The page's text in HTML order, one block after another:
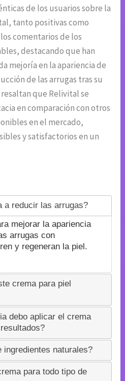
de los usuarios sobre la
tanto positivas como
comentarios de los
destacando que han
mejoría en la apariencia de
de las arrugas tras su
que Relivital se
en comparación con otros
en el mercado,
y satisfactorios en un
a reducir las arrugas?
mejorar la apariencia
arrugas con
y regeneran la piel.
crema para piel
debo aplicar el crema
ingredientes naturales?
para todo tipo de